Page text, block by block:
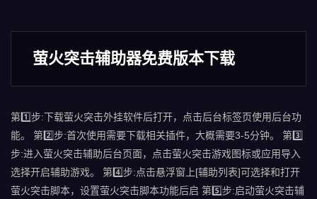
萤火突击辅助器免费版本下载
第1️⃣步:下载萤火突击外挂软件后打开，点击后台标签页使用后台功
能。 第2️⃣步:首次使用需要下载相关插件，大概需要3-5分钟。 第3️⃣
步:进入萤火突击辅助后台页面，点击萤火突击游戏图标或应用导入
选择开启辅助游戏。 第4️⃣步:点击悬浮窗上[辅助列表]可选择和打开
萤火突击脚本，设置萤火突击脚本功能后启 第5️⃣步:启动萤火突击辅